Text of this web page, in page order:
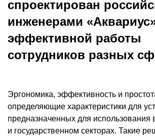
спроектирован
инженерами
эффективной работы
сотрудников разных
Эргономика, эффективность и
определяющие характеристики для
предназначенных для использования
и государственном секторах. Такие